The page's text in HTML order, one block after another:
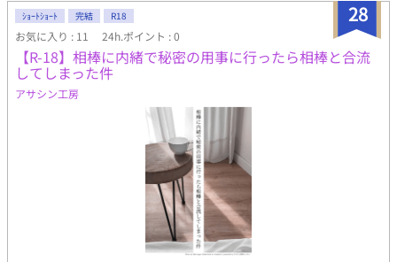
28
ｼｮｰﾄｼｮｰﾄ 完結 R18
お気に入り : 11 24h.ポイント : 0
【R-18】相棒に内緒で秘密の用事に行ったら相棒と合流
してしまった件
アサシン工房